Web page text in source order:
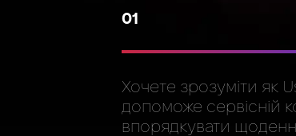
01
Хочете зрозуміти як
допоможе сервісній
впорядкувати